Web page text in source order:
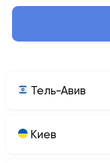
Тель-Авив
Киев